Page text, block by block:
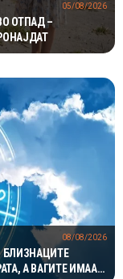
ОТПАД –
05/08/2026
БЛИЗНАЦИТЕ
А ВАГИТЕ ИМААТ
08/08/2026